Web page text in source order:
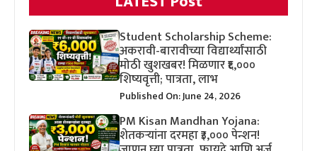
Student Scholarship Scheme:
अकरावी-बारावीच्या विद्यार्थ्यांसाठी
मोठी खुशखबर! मिळणार ₹६,०००
शिष्यवृत्ती; पात्रता, लाभ
Published On: June 24, 2026
PM Kisan Mandhan Yojana:
शेतकऱ्यांना दरमहा ₹३,००० पेन्शन!